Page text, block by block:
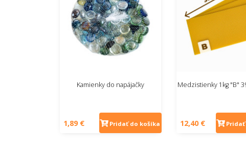
Kamienky do napájačky
1,89 € Pridať do košíka
Medzistienky 1kg "B"
12,40 €